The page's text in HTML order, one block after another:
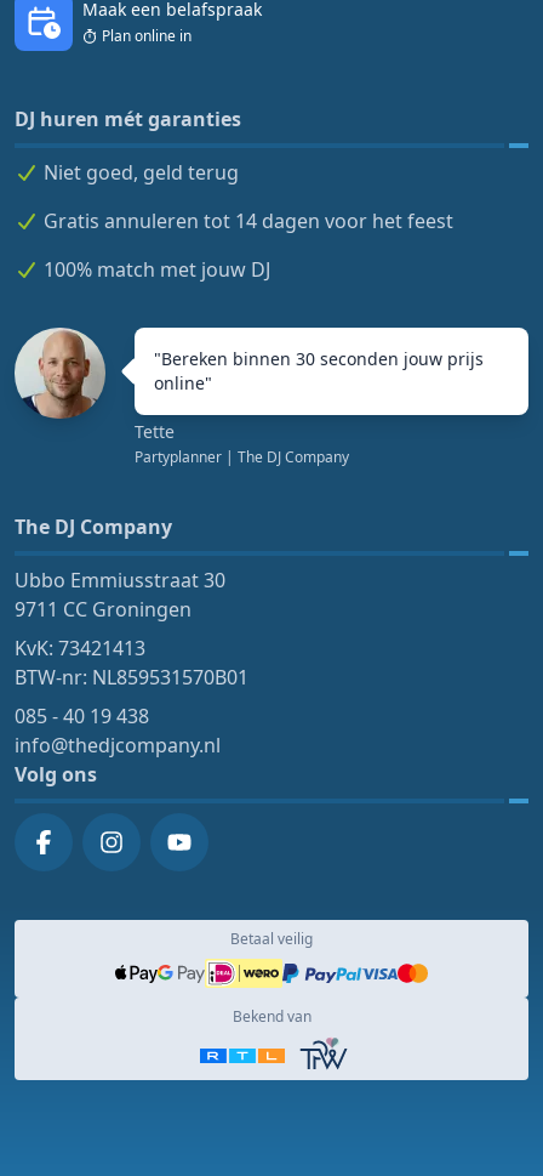
Maak een belafspraak
Plan online in
DJ huren mét garanties
Niet goed, geld terug
Gratis annuleren tot 14 dagen voor het feest
100% match met jouw DJ
"Bereken binnen 30 seconden jouw prijs
online"
Tette
Partyplanner | The DJ Company
The DJ Company
Ubbo Emmiusstraat 30
9711 CC Groningen
KvK: 73421413
BTW-nr: NL859531570B01
085 - 40 19 438
info@thedjcompany.nl
Volg ons
Betaal veilig
Bekend van